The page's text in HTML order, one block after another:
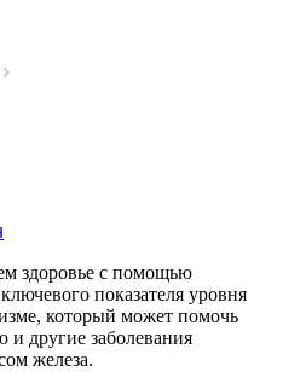
здоровье с помощью
показателя уровня
который может помочь
и другие заболевания
железа.